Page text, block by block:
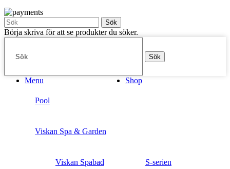
Sök
Börja skriva för att se produkter du söker.
Sök
Menu Shop
Pool
Viskan Spa & Garden
Viskan Spabad S-serien